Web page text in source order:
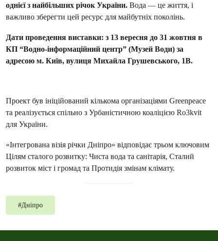
однієї з найбільших річок України. Вода — це життя, і
важливо зберегти цей ресурс для майбутніх поколінь.
Дати проведення виставки: з 13 вересня до 31 жовтня в
КП “Водно-інформаційний центр” (Музей Води) за
адресою м. Київ, вулиця Михайла Грушевського, 1В.
Проект був ініційований кількома організаціями Greenpeace
та реалізується спільно з Урбаністичною коаліцією Ro3kvit
для України.
«Інтегрована візія річки Дніпро» відповідає трьом ключовим
Цілям сталого розвитку: Чиста вода та санітарія, Сталий
розвиток міст і громад та Протидія змінам клімату.
#Дніпро